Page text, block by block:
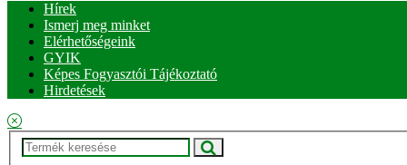
Hírek
Ismerj meg minket
Elérhetőségeink
GYIK
Képes Fogyasztói Tájékoztató
Hirdetések